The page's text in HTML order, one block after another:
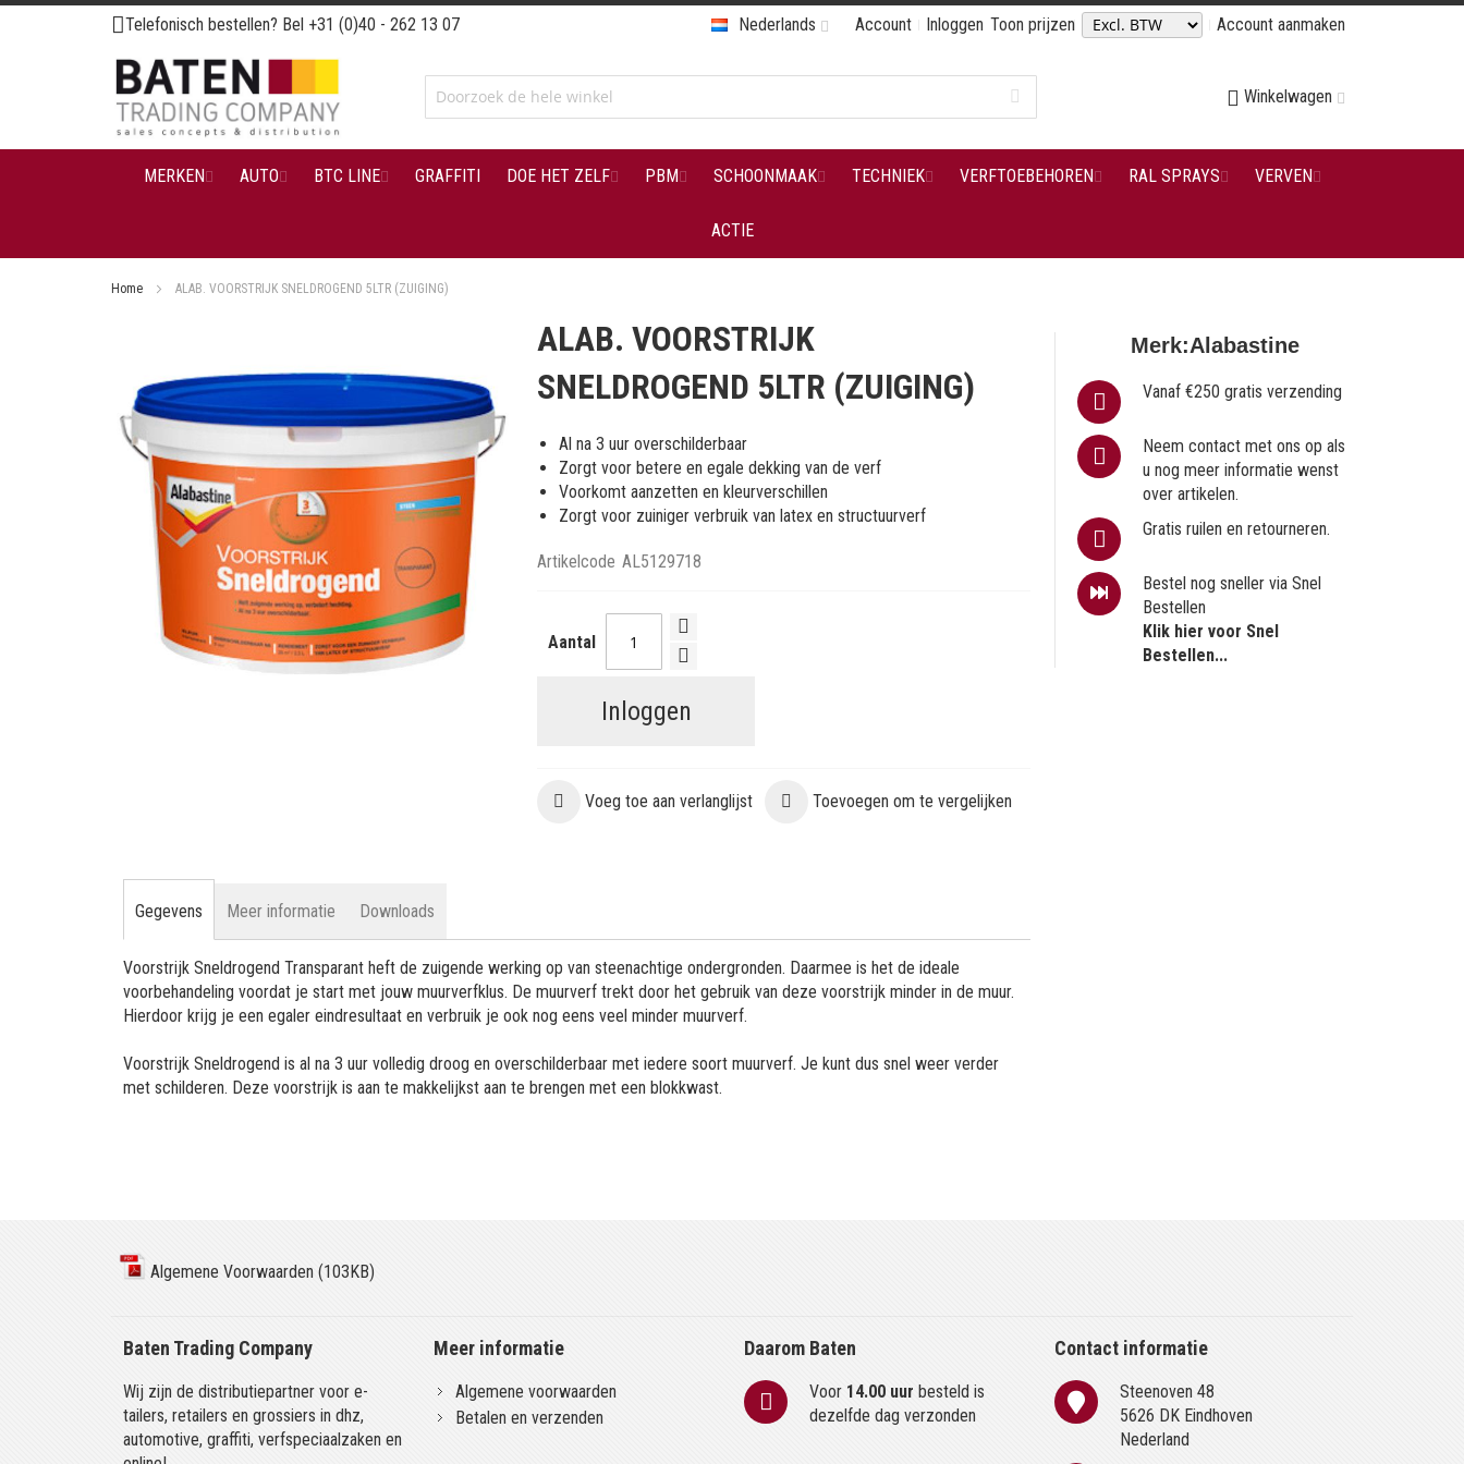
Ga
naar
de
inhoud
Telefonisch bestellen? Bel +31 (0)40 - 262 13 07 Account Inloggen Toon prijzen Account aanmaken
Nederlands
Winkelwagen
MERKEN AUTO BTC LINE GRAFFITI DOE HET ZELF PBM SCHOONMAAK TECHNIEK VERFTOEBEHOREN RAL SPRAYS VERVEN
ACTIE
Home ALAB. VOORSTRIJK SNELDROGEND 5LTR (ZUIGING)
einde
van
afbeeldingen-
gallerij
afbeeldingen-
gallerij
ALAB. VOORSTRIJK
SNELDROGEND 5LTR (ZUIGING)
Al na 3 uur overschilderbaar
Zorgt voor betere en egale dekking van de verf
Voorkomt aanzetten en kleurverschillen
Zorgt voor zuiniger verbruik van latex en structuurverf
Artikelcode AL5129718
Aantal
Inloggen
Voeg toe aan verlanglijst Toevoegen om te vergelijken
Merk:Alabastine
Vanaf €250 gratis verzending
Neem contact met ons op als
u nog meer informatie wenst
over artikelen.
Gratis ruilen en retourneren.
Bestel nog sneller via Snel
Bestellen
Klik hier voor Snel
Bestellen...
Gegevens
Voorstrijk Sneldrogend Transparant heft de zuigende werking op van steenachtige ondergronden. Daarmee is het de ideale
voorbehandeling voordat je start met jouw muurverfklus. De muurverf trekt door het gebruik van deze voorstrijk minder in de muur.
Hierdoor krijg je een egaler eindresultaat en verbruik je ook nog eens veel minder muurverf.
Voorstrijk Sneldrogend is al na 3 uur volledig droog en overschilderbaar met iedere soort muurverf. Je kunt dus snel weer verder
met schilderen. Deze voorstrijk is aan te makkelijkst aan te brengen met een blokkwast.
Meer informatie Downloads
Algemene Voorwaarden (103KB)
Baten Trading Company
Wij zijn de distributiepartner voor e-
tailers, retailers en grossiers in dhz,
automotive, graffiti, verfspeciaalzaken en
Meer informatie
Algemene voorwaarden
Betalen en verzenden
Daarom Baten
Voor 14.00 uur besteld is
dezelfde dag verzonden
Contact informatie
Steenoven 48
5626 DK Eindhoven
Nederland